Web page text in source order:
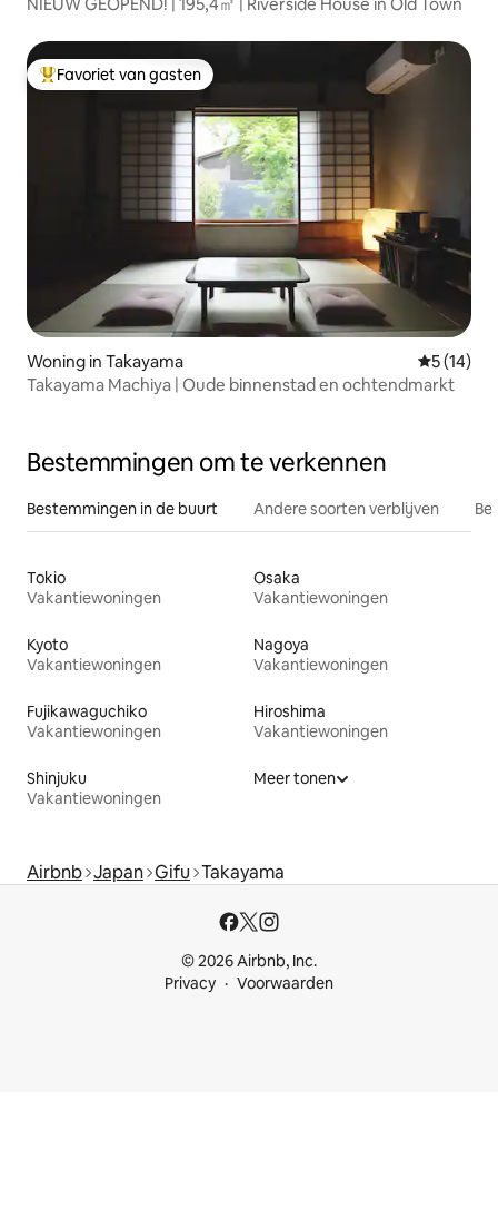
Topfavoriet van gasten
Favoriet van gasten
Woning in Takayama
5 (14)
Takayama Machiya | Oude binnenstad en ochtendmarkt
Bestemmingen om te verkennen
Bestemmingen in de buurt Andere soorten verblijven
Tokio
Vakantiewoningen
Osaka
Vakantiewoningen
Kyoto
Vakantiewoningen
Nagoya
Vakantiewoningen
Fujikawaguchiko
Vakantiewoningen
Hiroshima
Vakantiewoningen
Shinjuku
Vakantiewoningen
Meer tonen
Airbnb Japan Gifu Takayama
© 2026 Airbnb, Inc.
Privacy
Voorwaarden